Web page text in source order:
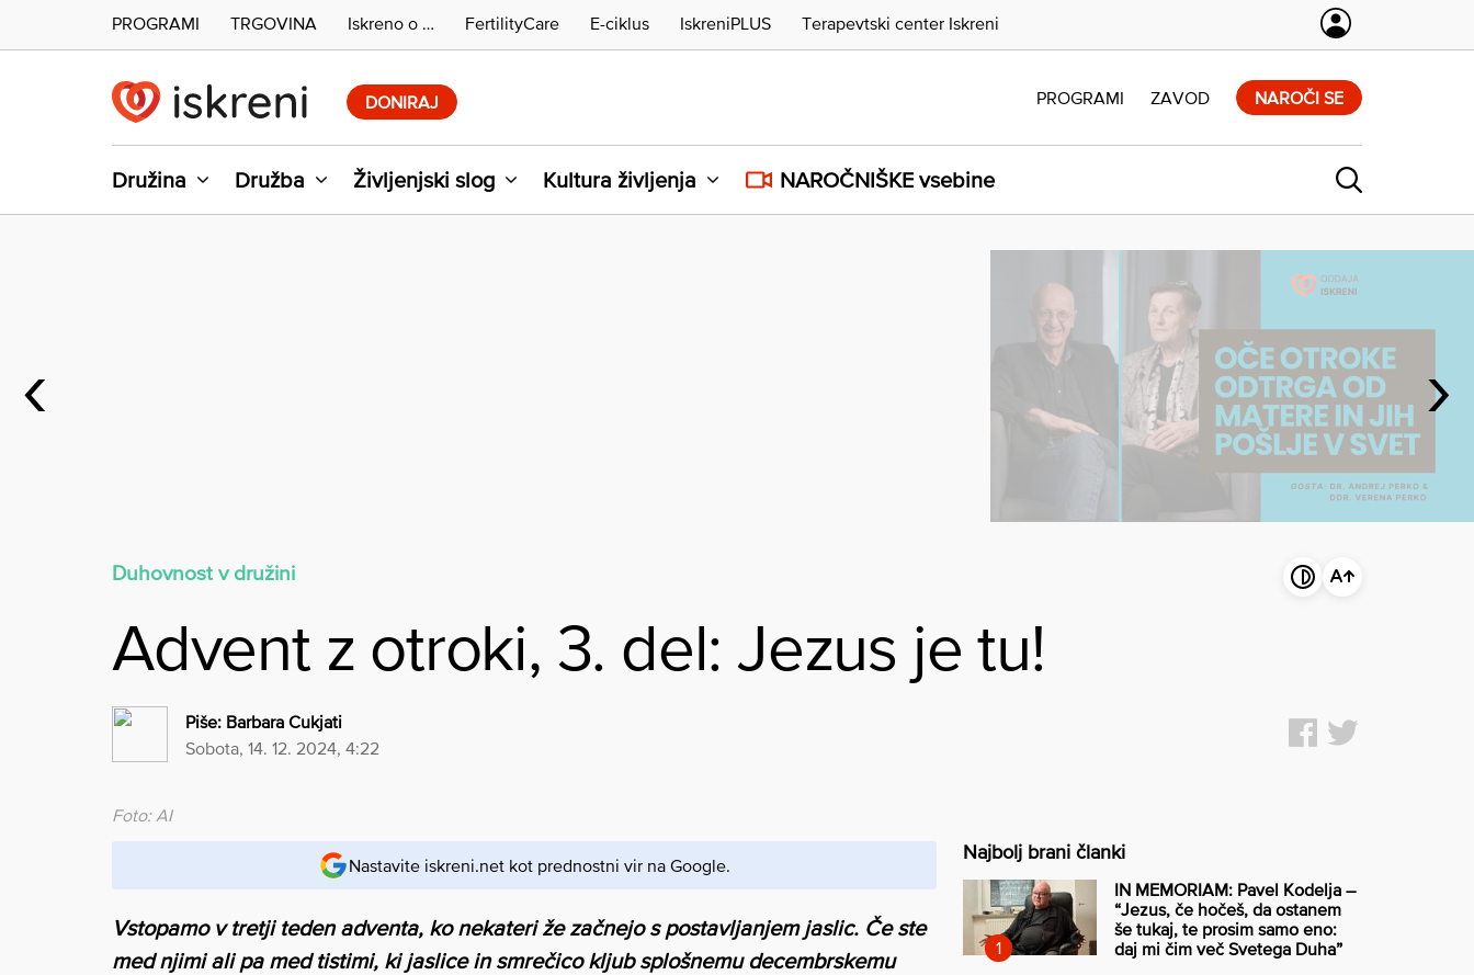
DONIRAJ
Družina Družba Življenjski slog Kultura življenja NAROČNIŠKE vsebine
PROGRAMI ZAVOD NAROČI SE
PROGRAMI TRGOVINA Iskreno o … FertilityCare E-ciklus IskreniPLUS Terapevtski center Iskreni
‹ ›
Duhovnost v družini
Advent z otroki, 3. del: Jezus je tu!
Piše: Barbara Cukjati
sobota, 14. 12. 2024, 4:22
Foto: AI
Nastavite iskreni.net kot prednostni vir na Google.
Vstopamo v tretji teden adventa, ko nekateri že začnejo s postavljanjem jaslic. Če ste
med njimi ali pa med tistimi, ki jaslice in smrečico kljub splošnemu decembrskemu
Najbolj brani članki
IN MEMORIAM: Pavel Kodelja –
“Jezus, če hočeš, da ostanem
še tukaj, te prosim samo eno:
daj mi čim več Svetega Duha”